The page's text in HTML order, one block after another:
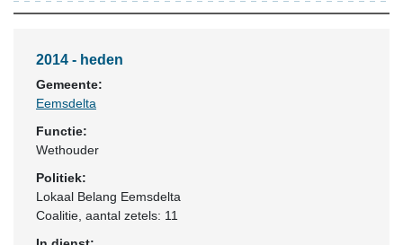
2014 - heden
Gemeente:
Eemsdelta
Functie:
Wethouder
Politiek:
Lokaal Belang Eemsdelta
Coalitie , aantal zetels: 11